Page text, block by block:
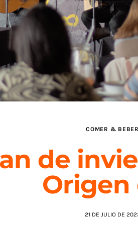
COMER & BEBER
de
Origen
21 DE JULIO DE